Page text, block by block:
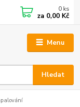
Menu
Hledat
0 ks
za 0,00 Kč